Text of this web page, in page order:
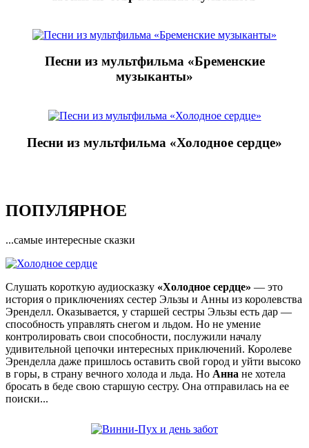
Песни из мультфильма «Бременские
музыканты»
Песни из мультфильма «Холодное сердце»
ПОПУЛЯРНОЕ
...самые интересные сказки
Слушать короткую аудиосказку «Холодное сердце» — это
история о приключениях сестер Эльзы и Анны из королевства
Эренделл. Оказывается, у старшей сестры Эльзы есть дар —
способность управлять снегом и льдом. Но не умение
контролировать свои способности, послужили началу
удивительной цепочки интересных приключений. Королеве
Эренделла даже пришлось оставить свой город и уйти высоко
в горы, в страну вечного холода и льда. Но Анна не хотела
бросать в беде свою старшую сестру. Она отправилась на ее
поиски...